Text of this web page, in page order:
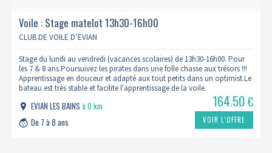
Voile : Stage matelot 13h30-16h00
CLUB DE VOILE D’EVIAN
Stage du lundi au vendredi (vacances scolaires) de 13h30-16h00. Pour
les 7 & 8 ans.Poursuivez les pirates dans une folle chasse aux trésors !!!
Apprentissage en douceur et adapté aux tout petits dans un optimist.Le
bateau est très stable et facilite l'apprentissage de la voile.
EVIAN LES BAINSà 0 km
De 7 à 8 ans
164.50€
VOIR L’OFFRE